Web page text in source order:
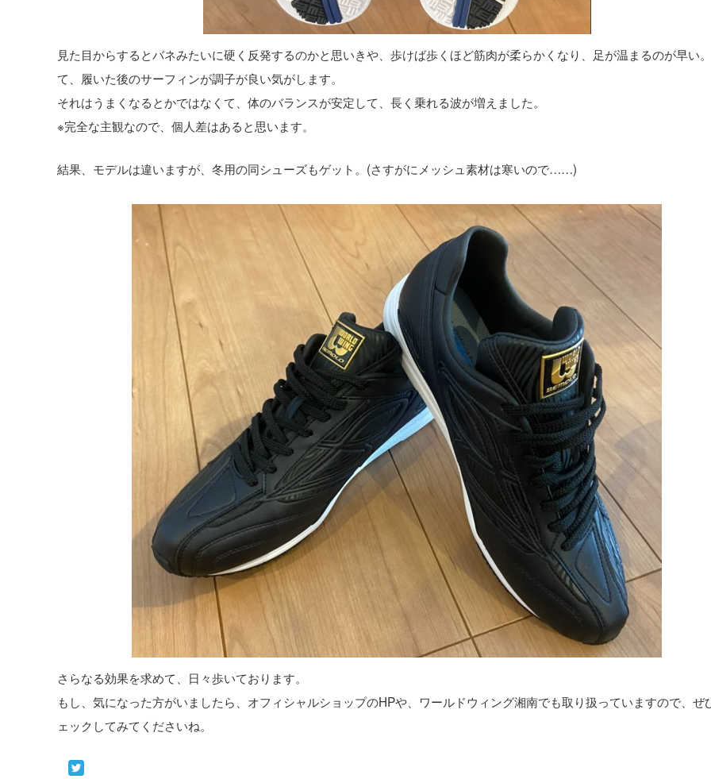
見た目からするとバネみたいに硬く反発するのかと思いきや、歩けば歩くほど筋肉が柔らかくなり、足が温まるのが早い
て、履いた後のサーフィンが調子が良い気がします。
それはうまくなるとかではなくて、体のバランスが安定して、長く乗れる波が増えました。
※完全な主観なので、個人差はあると思います。
結果、モデルは違いますが、冬用の同シューズもゲット。(さすがにメッシュ素材は寒いので……)
さらなる効果を求めて、日々歩いております。
もし、気になった方がいましたら、オフィシャルショップのHPや、ワールドウィング湘南でも取り扱っていますので、ぜ
ェックしてみてくださいね。